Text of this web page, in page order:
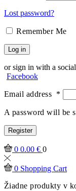
Lost password?
Remember Me
Log in
or sign in with a
Facebook
Email address *
A password will be
Register
0 0.00 € 0
0 Shopping Cart
Žiadne produkty v